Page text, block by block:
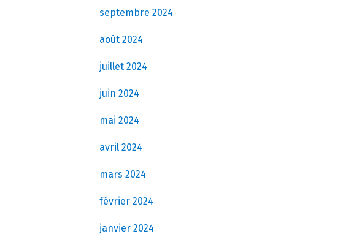
septembre 2024
août 2024
juillet 2024
juin 2024
mai 2024
avril 2024
mars 2024
février 2024
janvier 2024